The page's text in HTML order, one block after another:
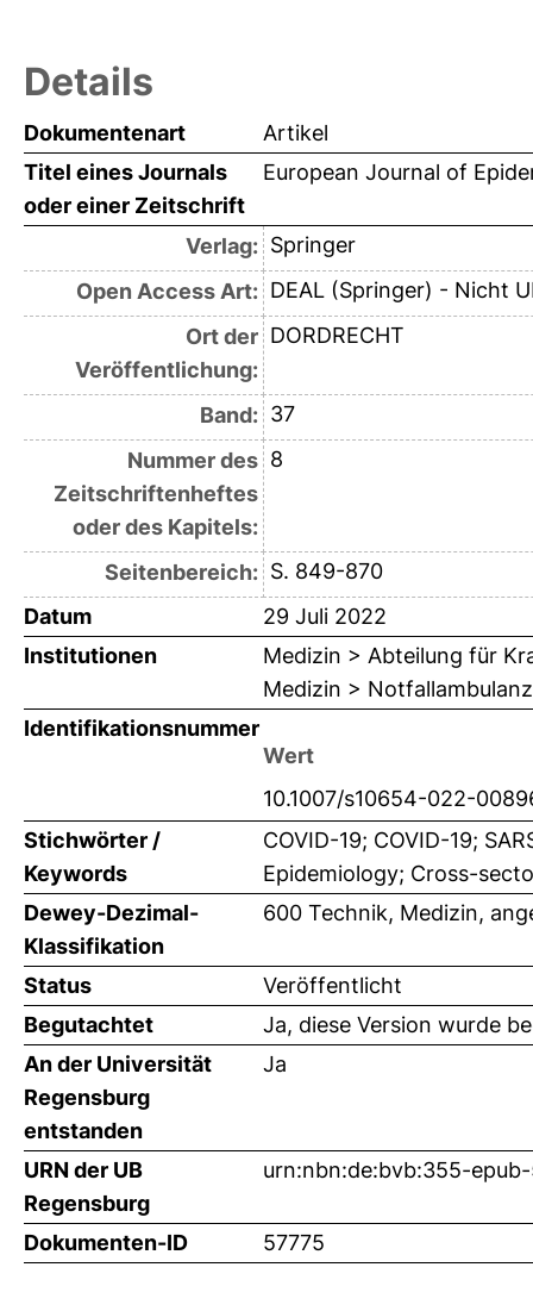
Details
Dokumentenart
Artikel
Titel eines Journals
oder einer Zeitschrift
European Journal of
Verlag: Springer
Open Access Art: DEAL (Springer) - Nicht
Ort der
Veröffentlichung:
DORDRECHT
Band: 37
Nummer des
Zeitschriftenheftes
oder des Kapitels:
8
Seitenbereich: S. 849-870
Datum
29 Juli 2022
Institutionen
Medizin > Abteilung für
Medizin > Notfallambulanz
Identifikationsnummer
Wert
10.1007/s10654-022-
Stichwörter /
Keywords
COVID-19; COVID-19;
Epidemiology; Cross-
Dewey-Dezimal-
Klassifikation
600 Technik, Medizin,
Status
Veröffentlicht
Begutachtet
Ja, diese Version wurde
An der Universität
Regensburg
entstanden
Ja
URN der UB
Regensburg
urn:nbn:de:bvb:355-
Dokumenten-ID 57775